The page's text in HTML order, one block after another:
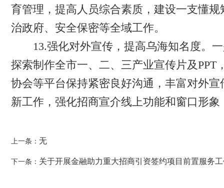
育管理，提高人员综合素质，建设一支懂
治政府、安全保密等全域工作。
13.强化对外宣传，提高乌海知名度。一
探索制作全市一、二、三产业宣传片及
协会等平台保持紧密良好沟通，丰富对外
新工作，强化招商宣介线上功能和窗口形
上一条：无
下一条： 关于开展金融助力重大招商引资签约项目前置服务